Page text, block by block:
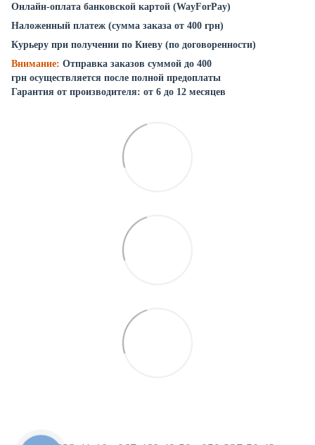
Онлайн-оплата банковской картой (WayForPay)
Наложенный платеж (сумма заказа от 400 грн)
Курьеру при получении по Киеву (по договоренности)
Внимание: Отправка заказов суммой до 400
грн осуществляется после полной предоплаты
Гарантия от производителя: от 6 до 12 месяцев